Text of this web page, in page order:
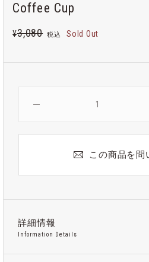
Coffee Cup
¥3,080 税込 Sold Out
この商品を問
詳細情報
Information Details